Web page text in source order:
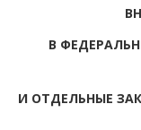
В
И ОТДЕЛЬНЫЕ